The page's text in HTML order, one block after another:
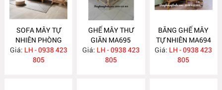
SOFA MÂY TỰ
NHIÊN PHÒNG
KHÁCH MA697
Giá: LH - 0938 423
805
GHẾ MÂY THƯ
GIÃN MA695
Giá: LH - 0938 423
805
BĂNG GHẾ MÂY
TỰ NHIÊN MA694
Giá: LH - 0938 423
805